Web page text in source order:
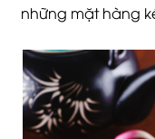
những mặt hàng